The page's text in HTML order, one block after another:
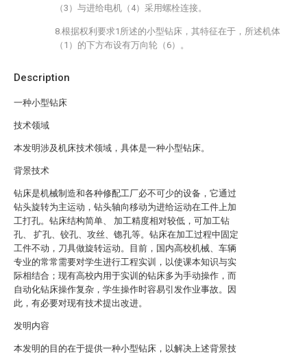
Description
一种小型钻床
技术领域
本发明涉及机床技术领域，具体是一种小型钻床。
背景技术
钻床是机械制造和各种修配工厂必不可少的设备，它通过
钻头旋转为主运动，钻头轴向移动为进给运动在工件上加
工打孔。钻床结构简单、 加工精度相对较低，可加工钻
孔、 扩孔、铰孔、攻丝、锪孔等。钻床在加工过程中固定
工件不动，刀具做旋转运动。目前，国内高校机械、车辆
专业的常常需要对学生进行工程实训，以使课本知识与实
际相结合；现有高校内用于实训的钻床多为手动操作，而
自动化钻床操作复杂，学生操作时容易引发作业事故。因
此，有必要对现有技术提出改进。
发明内容
本发明的目的在于提供一种小型钻床，以解决上述背景技
（3）与进给电机（4）采用螺栓连接。
8.根据权利要求1所述的小型钻床，其特征在于，所述机体
（1）的下方布设有万向轮（6）。